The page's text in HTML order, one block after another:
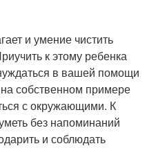
и умение чистить
к этому ребенка
в вашей помощи
собственном примере
с окружающими. К
без напоминаний
и соблюдать